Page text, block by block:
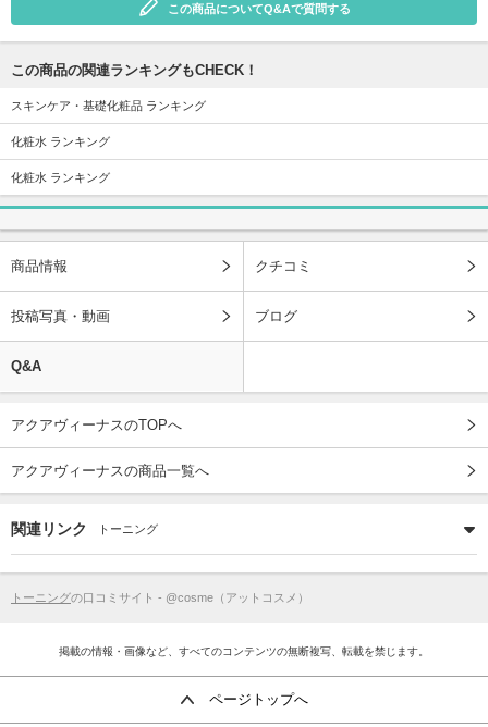
この商品についてQ&Aで質問する
この商品の関連ランキングもCHECK！
スキンケア・基礎化粧品 ランキング
化粧水 ランキング
化粧水 ランキング
商品情報 クチコミ
投稿写真・動画 ブログ
Q&A
アクアヴィーナスのTOPへ
アクアヴィーナスの商品一覧へ
関連リンク トーニング
トーニングの口コミサイト - @cosme（アットコスメ）
掲載の情報・画像など、すべてのコンテンツの無断複写、転載を禁じます。
ページトップへ